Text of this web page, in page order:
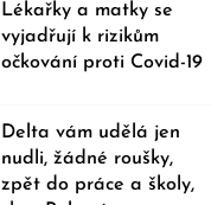
Lékařky a matky se
vyjadřují k rizikům
očkování proti Covid-19
Delta vám udělá jen
nudli, žádné roušky,
zpět do práce a školy,